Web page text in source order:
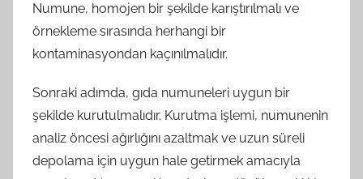
Numune, homojen bir şekilde karıştırılmalı ve
örnekleme sırasında herhangi bir
kontaminasyondan kaçınılmalıdır.
Sonraki adımda, gıda numuneleri uygun bir
şekilde kurutulmalıdır. Kurutma işlemi, numunenin
analiz öncesi ağırlığını azaltmak ve uzun süreli
depolama için uygun hale getirmek amacıyla